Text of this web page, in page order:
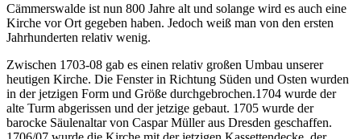
Cämmerswalde ist nun 800 Jahre alt und solange wird es auch eine
Kirche vor Ort gegeben haben. Jedoch weiß man von den ersten
Jahrhunderten relativ wenig.
Zwischen 1703-08 gab es einen relativ großen Umbau unserer
heutigen Kirche. Die Fenster in Richtung Süden und Osten wurden
in der jetzigen Form und Größe durchgebrochen.1704 wurde der
alte Turm abgerissen und der jetzige gebaut. 1705 wurde der
barocke Säulenaltar von Caspar Müller aus Dresden geschaffen.